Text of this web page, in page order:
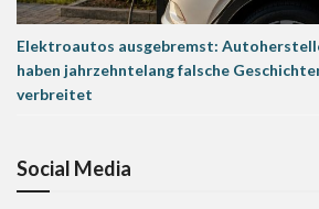
Elektroautos ausgebremst:
haben jahrzehntelang falsche
verbreitet
Social Media